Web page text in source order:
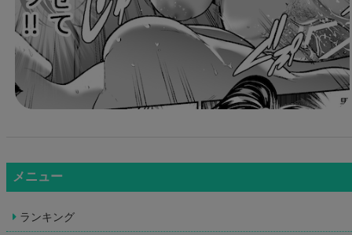
メニュー
ランキング